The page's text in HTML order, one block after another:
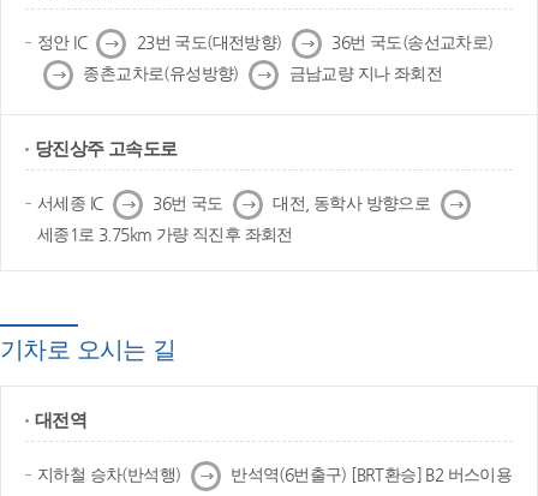
정안 IC 다
음
23번 국도(대전방향) 다
음
36번 국도(송선교차로)
다
음
종촌교차로(유성방향) 다
음
금남교량 지나 좌회전
당진상주 고속도로
서세종 IC 다
음
36번 국도 다
음
대전, 동학사 방향으로 다
음
세종1로 3.75km 가량 직진후 좌회전
기차로 오시는 길
대전역
지하철 승차(반석행) 다
반석역(6번출구) [BRT환승] B2 버스이용